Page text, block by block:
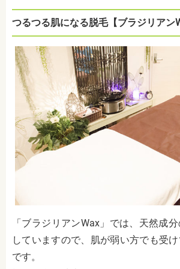
つるつる肌になる脱毛【ブラジリアン
「ブラジリアンWax」では、天然成
していますので、肌が弱い方でも受
です。